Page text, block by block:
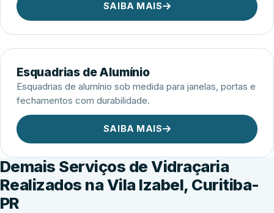
SAIBA MAIS
Esquadrias de Alumínio
Esquadrias de alumínio sob medida para janelas, portas e
fechamentos com durabilidade.
SAIBA MAIS
Demais Serviços de Vidraçaria
Realizados na Vila Izabel, Curitiba-
PR